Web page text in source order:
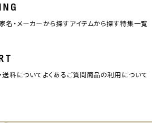
名・メーカーから探すアイテムから探す特集一覧
送料についてよくあるご質問商品の利用について